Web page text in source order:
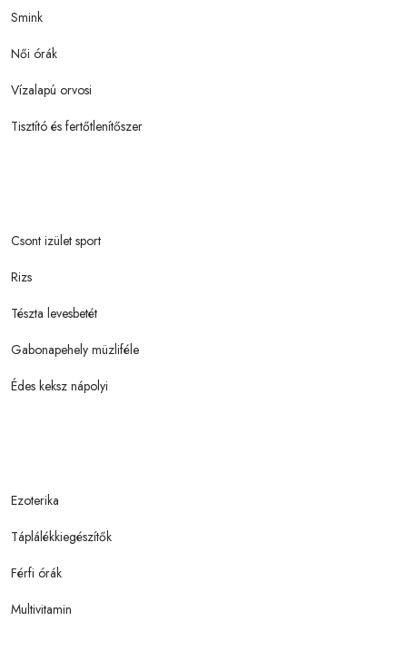
Smink
Női órák
Vízalapú orvosi
Tisztító és fertőtlenítőszer
Csont izület sport
Rizs
Tészta levesbetét
Gabonapehely müzliféle
Édes keksz nápolyi
Ezoterika
Táplálékkiegészítők
Férfi órák
Multivitamin